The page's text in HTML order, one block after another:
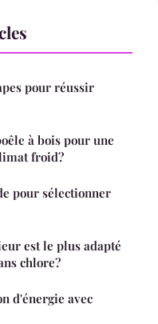
pour réussir
à bois pour une
froid?
pour sélectionner
est le plus adapté
chlore?
d'énergie avec